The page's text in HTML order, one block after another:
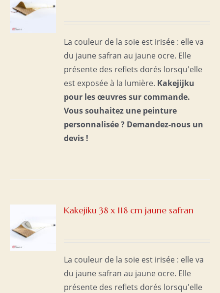
La couleur de la soie est irisée : elle va
du jaune safran au jaune ocre. Elle
présente des reflets dorés lorsqu'elle
est exposée à la lumière. Kakejijku
pour les œuvres sur commande.
Vous souhaitez une peinture
personnalisée ? Demandez-nous un
devis !
Kakejiku 38 x 118 cm jaune safran
La couleur de la soie est irisée : elle va
du jaune safran au jaune ocre. Elle
présente des reflets dorés lorsqu'elle